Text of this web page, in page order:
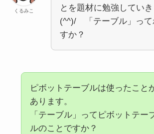
くるみこ
とを題材に勉強してい
(^^)/ 「テーブル」って
すか？
ピボットテーブルは使ったこと
あります。
「テーブル」ってピボットテー
ルのことですか？